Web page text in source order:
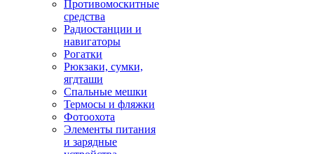
Противомоскитные
средства
Радиостанции и
навигаторы
Рогатки
Рюкзаки, сумки,
ягдташи
Спальные мешки
Термосы и фляжки
Фотоохота
Элементы питания
и зарядные